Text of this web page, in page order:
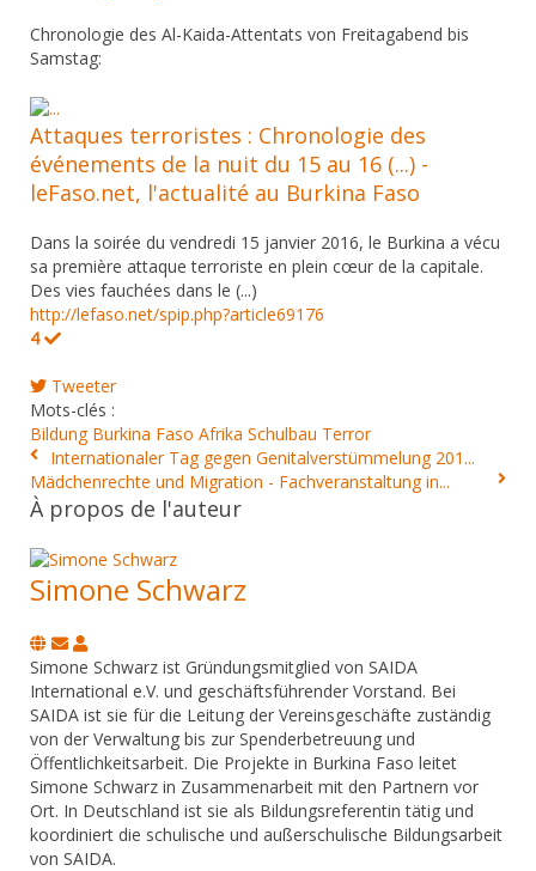
Chronologie des Al-Kaida-Attentats von Freitagabend bis
Samstag:
Attaques terroristes : Chronologie des
événements de la nuit du 15 au 16 (...) -
leFaso.net, l'actualité au Burkina Faso
Dans la soirée du vendredi 15 janvier 2016, le Burkina a vécu
sa première attaque terroriste en plein cœur de la capitale.
Des vies fauchées dans le (...)
http://lefaso.net/spip.php?article69176
4
Tweeter
Mots-clés :
Bildung Burkina Faso Afrika Schulbau Terror
Internationaler Tag gegen Genitalverstümmelung 201...
Mädchenrechte und Migration - Fachveranstaltung in...
À propos de l'auteur
Simone Schwarz
Suivre
ce
blogueur
Simone
Schwarz
Simone Schwarz ist Gründungsmitglied von SAIDA
International e.V. und geschäftsführender Vorstand. Bei
SAIDA ist sie für die Leitung der Vereinsgeschäfte zuständig
von der Verwaltung bis zur Spenderbetreuung und
Öffentlichkeitsarbeit. Die Projekte in Burkina Faso leitet
Simone Schwarz in Zusammenarbeit mit den Partnern vor
Ort. In Deutschland ist sie als Bildungsreferentin tätig und
koordiniert die schulische und außerschulische Bildungsarbeit
von SAIDA.